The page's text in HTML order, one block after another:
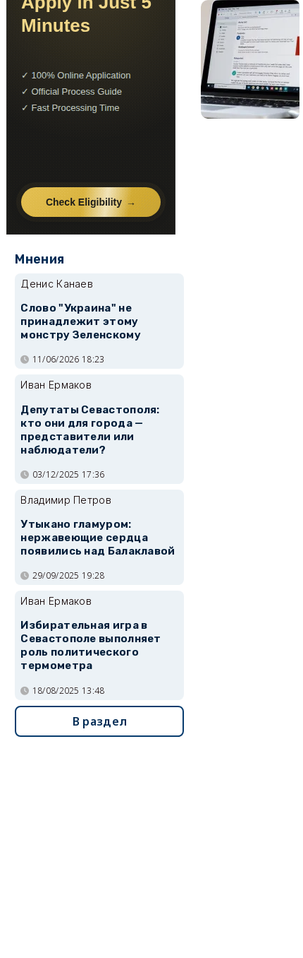
Мнения
Денис Канаев
Слово "Украина" не
принадлежит этому
монстру Зеленскому
11/06/2026 18:23
Иван Ермаков
Депутаты Севастополя:
кто они для города —
представители или
наблюдатели?
03/12/2025 17:36
Владимир Петров
Утыкано гламуром:
нержавеющие сердца
появились над Балаклавой
29/09/2025 19:28
Иван Ермаков
Избирательная игра в
Севастополе выполняет
роль политического
термометра
18/08/2025 13:48
В раздел